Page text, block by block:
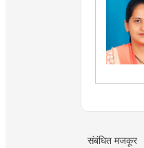
संबंधित मजकूर